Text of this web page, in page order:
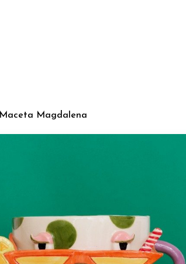
Maceta Magdalena